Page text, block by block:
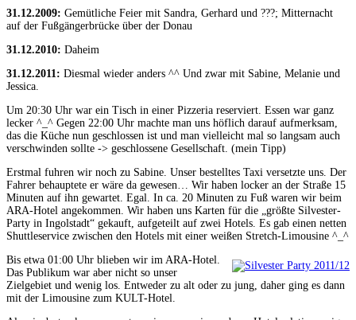
31.12.2009: Gemütliche Feier mit Sandra, Gerhard und ???; Mitternacht
auf der Fußgängerbrücke über der Donau
31.12.2010: Daheim
31.12.2011: Diesmal wieder anders ^^ Und zwar mit Sabine, Melanie und
Jessica.
Um 20:30 Uhr war ein Tisch in einer Pizzeria reserviert. Essen war ganz
lecker ^_^ Gegen 22:00 Uhr machte man uns höflich darauf aufmerksam,
das die Küche nun geschlossen ist und man vielleicht mal so langsam auch
verschwinden sollte -> geschlossene Gesellschaft. (mein Tipp)
Erstmal fuhren wir noch zu Sabine. Unser bestelltes Taxi versetzte uns. Der
Fahrer behauptete er wäre da gewesen… Wir haben locker an der Straße 15
Minuten auf ihn gewartet. Egal. In ca. 20 Minuten zu Fuß waren wir beim
ARA-Hotel angekommen. Wir haben uns Karten für die „größte Silvester-
Party in Ingolstadt“ gekauft, aufgeteilt auf zwei Hotels. Es gab einen netten
Shuttleservice zwischen den Hotels mit einer weißen Stretch-Limousine ^_^
Bis etwa 01:00 Uhr blieben wir im ARA-Hotel.
Das Publikum war aber nicht so unser
Zielgebiet und wenig los. Entweder zu alt oder zu jung, daher ging es dann
mit der Limousine zum KULT-Hotel.